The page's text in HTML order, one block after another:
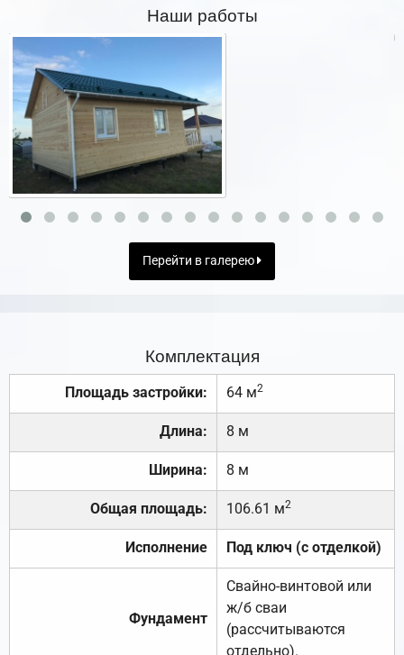
Наши работы
Перейти в галерею
Комплектация
Площадь застройки: 64 м2
Длина: 8 м
Ширина: 8 м
Общая площадь: 106.61 м2
Исполнение Под ключ (с отделкой)
Фундамент
Свайно-винтовой или
ж/б сваи
(рассчитываются
отдельно).